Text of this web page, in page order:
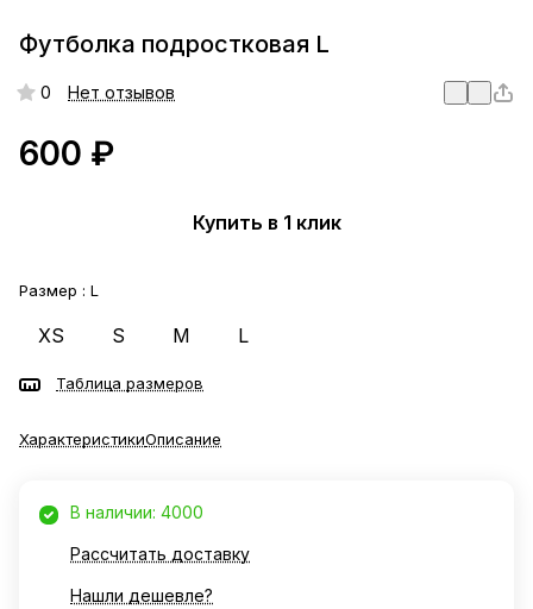
Футболка подростковая L
0 Нет отзывов
600 ₽
Купить в 1 клик
Размер : L
XS S M L
Таблица размеров
ХарактеристикиОписание
В наличии: 4000
Рассчитать доставку
Нашли дешевле?